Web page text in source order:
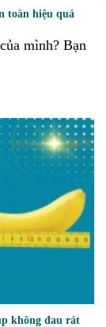
toàn hiệu quả
mình? Bạn
không đau rát